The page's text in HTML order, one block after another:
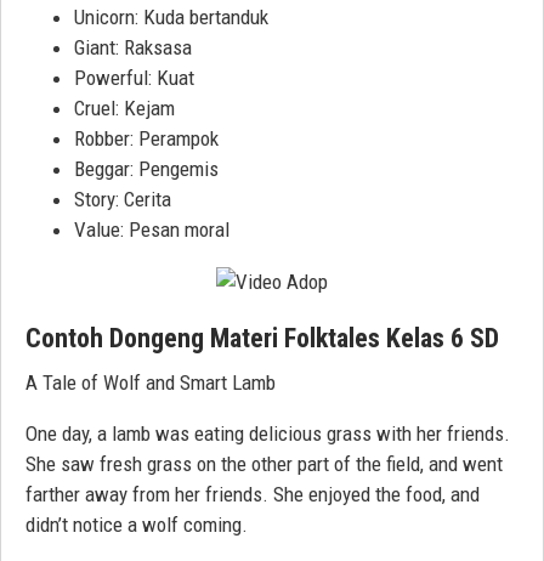
Unicorn: Kuda bertanduk
Giant: Raksasa
Powerful: Kuat
Cruel: Kejam
Robber: Perampok
Beggar: Pengemis
Story: Cerita
Value: Pesan moral
Contoh Dongeng Materi Folktales Kelas 6 SD
A Tale of Wolf and Smart Lamb
One day, a lamb was eating delicious grass with her friends.
She saw fresh grass on the other part of the field, and went
farther away from her friends. She enjoyed the food, and
didn’t notice a wolf coming.